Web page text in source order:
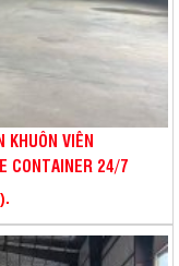
KHUÔN VIÊN
CONTAINER 24/7